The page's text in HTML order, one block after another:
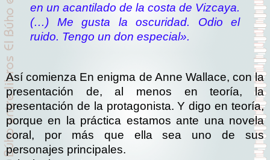
en un acantilado de la costa de Vizcaya.
(…) Me gusta la oscuridad. Odio el
ruido. Tengo un don especial».
Así comienza En enigma de Anne Wallace, con la
presentación de, al menos en teoría, la
presentación de la protagonista. Y digo en teoría,
porque en la práctica estamos ante una novela
coral, por más que ella sea uno de sus
personajes principales.